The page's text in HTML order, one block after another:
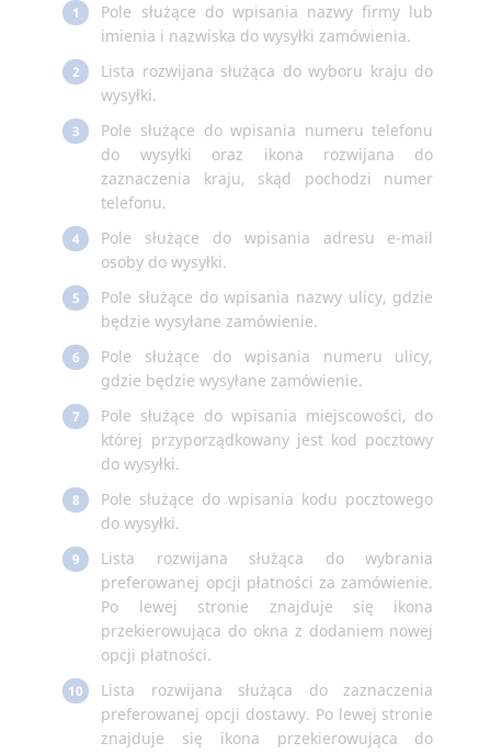
1
Pole służące do wpisania nazwy firmy lub
imienia i nazwiska do wysyłki zamówienia.
2
Lista rozwijana służąca do wyboru kraju do
wysyłki.
3
Pole służące do wpisania numeru telefonu
do wysyłki oraz ikona rozwijana do
zaznaczenia kraju, skąd pochodzi numer
telefonu.
4
Pole służące do wpisania adresu e-mail
osoby do wysyłki.
5
Pole służące do wpisania nazwy ulicy, gdzie
będzie wysyłane zamówienie.
6
Pole służące do wpisania numeru ulicy,
gdzie będzie wysyłane zamówienie.
7
Pole służące do wpisania miejscowości, do
której przyporządkowany jest kod pocztowy
do wysyłki.
8
Pole służące do wpisania kodu pocztowego
do wysyłki.
9
Lista rozwijana służąca do wybrania
preferowanej opcji płatności za zamówienie.
Po lewej stronie znajduje się ikona
przekierowująca do okna z dodaniem nowej
opcji płatności.
10
Lista rozwijana służąca do zaznaczenia
preferowanej opcji dostawy. Po lewej stronie
znajduje się ikona przekierowująca do